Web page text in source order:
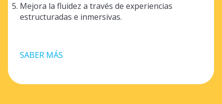
Mejora la fluidez a través de experiencias
estructuradas e inmersivas.
SABER MÁS